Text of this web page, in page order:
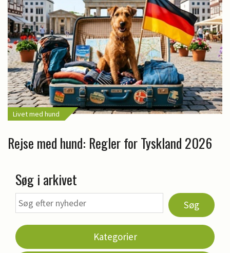
Livet med hund
Rejse med hund: Regler for Tyskland 2026
Søg i arkivet
Søg
Kategorier